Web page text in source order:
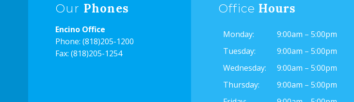
Our Phones
Encino Office
Phone: (818)205-1200
Fax: (818)205-1254
Office Hours
Monday:
9:00am – 5:00pm
Tuesday:
9:00am – 5:00pm
Wednesday:
9:00am – 5:00pm
Thursday:
9:00am – 5:00pm